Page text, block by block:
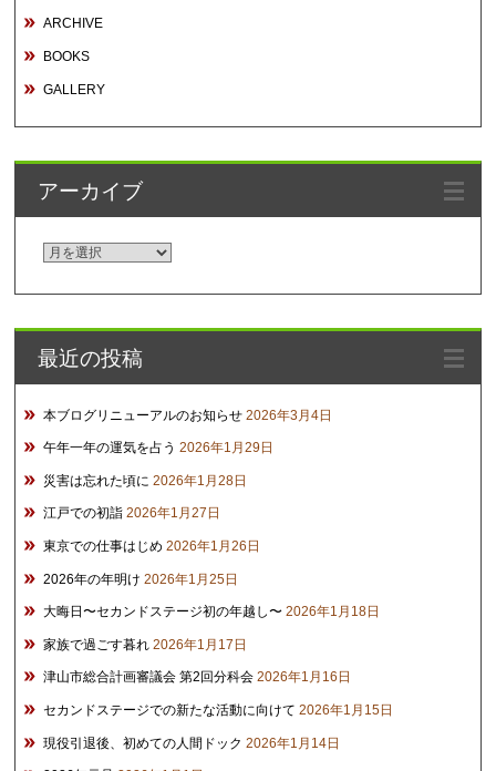
ARCHIVE
BOOKS
GALLERY
アーカイブ
ア
イ
ブ
最近の投稿
本ブログリニューアルのお知らせ 2026年3月4日
午年一年の運気を占う 2026年1月29日
災害は忘れた頃に 2026年1月28日
江戸での初詣 2026年1月27日
東京での仕事はじめ 2026年1月26日
2026年の年明け 2026年1月25日
大晦日〜セカンドステージ初の年越し〜 2026年1月18日
家族で過ごす暮れ 2026年1月17日
津山市総合計画審議会 第2回分科会 2026年1月16日
セカンドステージでの新たな活動に向けて 2026年1月15日
現役引退後、初めての人間ドック 2026年1月14日